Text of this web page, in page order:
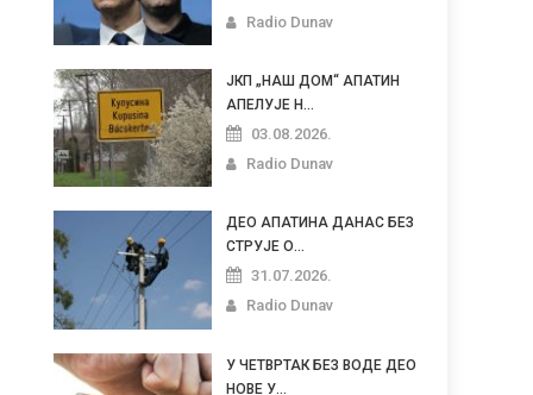
Radio Dunav
ЈКП „НАШ ДОМ“ АПАТИН
АПЕЛУЈЕ Н...
03.08.2026.
Radio Dunav
ДЕО АПАТИНА ДАНАС БЕЗ
СТРУЈЕ О...
31.07.2026.
Radio Dunav
У ЧЕТВРТАК БЕЗ ВОДЕ ДЕО
НОВЕ У...